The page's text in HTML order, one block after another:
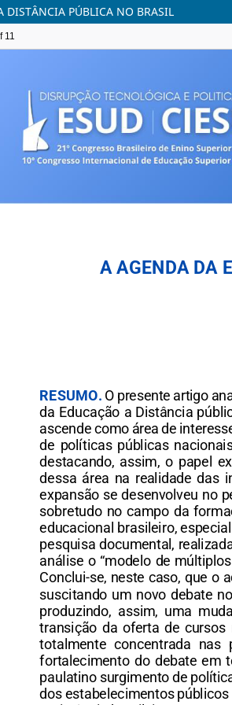
DISTÂNCIA PÚBLICA NO BRASIL